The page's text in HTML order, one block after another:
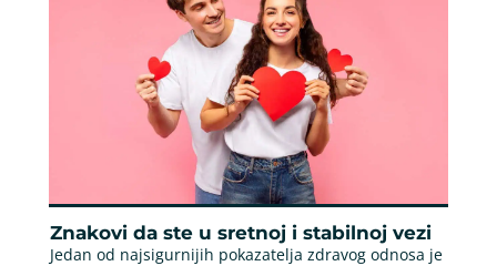
Znakovi da ste u sretnoj i stabilnoj vezi
Jedan od najsigurnijih pokazatelja zdravog odnosa je